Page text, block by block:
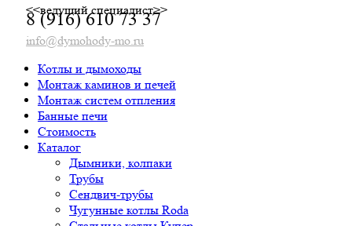
<<ведущий специалист>>
8 (916) 610 73 37
info@dymohody-mo.ru
Котлы и дымоходы
Монтаж каминов и печей
Монтаж систем отпления
Банные печи
Стоимость
Каталог
Дымники, колпаки
Трубы
Сендвич-трубы
Чугунные котлы Roda